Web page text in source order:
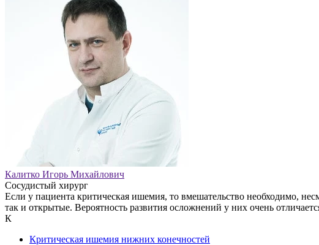
Калитко Игорь Михайлович
Сосудистый хирург
Если у пациента критическая ишемия, то вмешательство необходимо,
так и открытые. Вероятность развития осложнений у них очень
К
Критическая ишемия нижних конечностей